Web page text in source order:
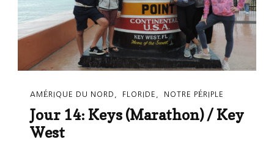
AMÉRIQUE DU NORD FLORIDE NOTRE PÉRIPLE
Jour 14: Keys (Marathon) / Key
West